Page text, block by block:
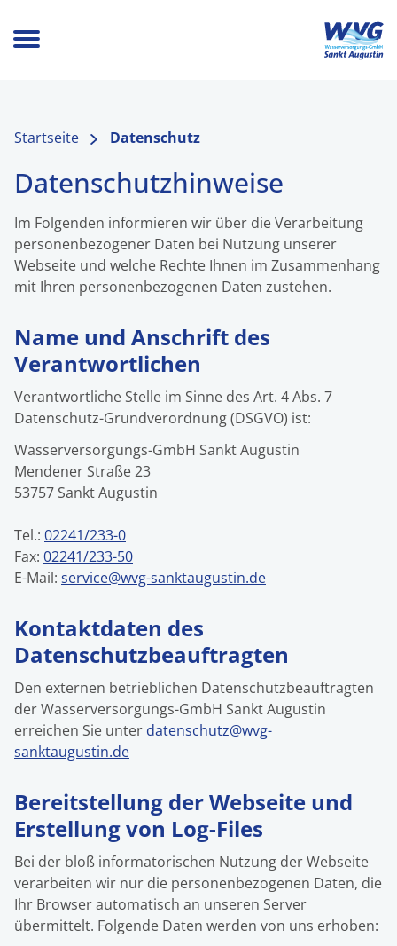
Startseite Datenschutz
Datenschutzhinweise
Im Folgenden informieren wir über die Verarbeitung
personenbezogener Daten bei Nutzung unserer
Webseite und welche Rechte Ihnen im Zusammenhang
mit Ihren personenbezogenen Daten zustehen.
Name und Anschrift des
Verantwortlichen
Verantwortliche Stelle im Sinne des Art. 4 Abs. 7
Datenschutz-Grundverordnung (DSGVO) ist:
Wasserversorgungs-GmbH Sankt Augustin
Mendener Straße 23
53757 Sankt Augustin
Tel.: 02241/233-0
Fax: 02241/233-50
E-Mail: service@wvg-sanktaugustin.de
Kontaktdaten des
Datenschutzbeauftragten
Den externen betrieblichen Datenschutzbeauftragten
der Wasserversorgungs-GmbH Sankt Augustin
erreichen Sie unter datenschutz@wvg-
sanktaugustin.de
Bereitstellung der Webseite und
Erstellung von Log-Files
Bei der bloß informatorischen Nutzung der Webseite
verarbeiten wir nur die personenbezogenen Daten, die
Ihr Browser automatisch an unseren Server
übermittelt. Folgende Daten werden von uns erhoben: